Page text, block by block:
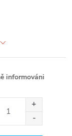
informováni